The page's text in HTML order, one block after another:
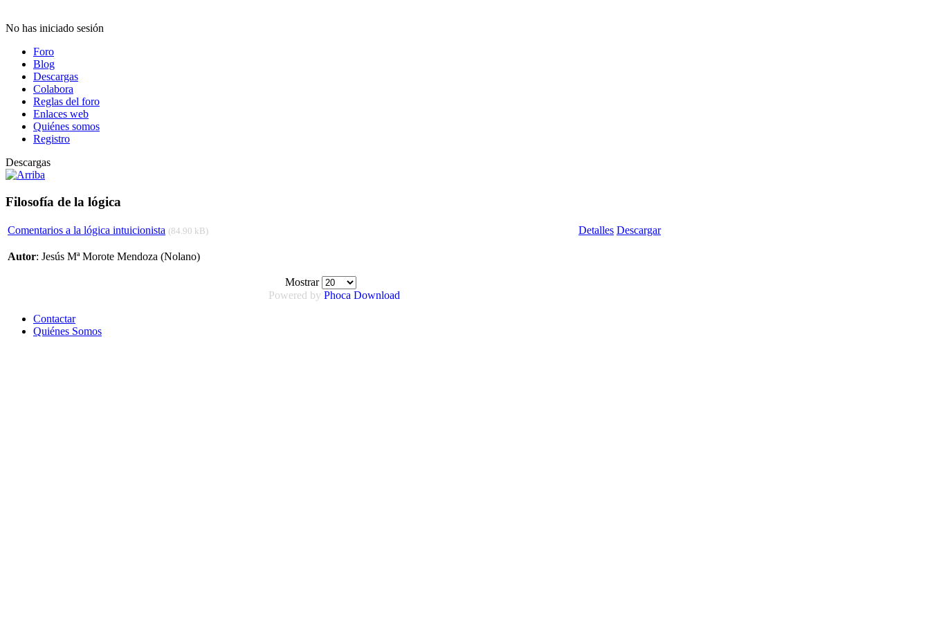
No has iniciado sesión
Foro
Blog
Descargas
Colabora
Reglas del foro
Enlaces web
Quiénes somos
Registro
Descargas
Filosofía de la lógica
Comentarios a la lógica intuicionista (84.90 kB) Detalles Descargar
Autor: Jesús Mª Morote Mendoza (Nolano)
Mostrar
Powered by Phoca Download
Contactar
Quiénes Somos